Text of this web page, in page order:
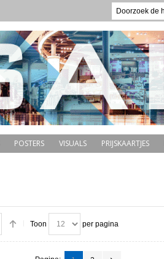
POSTERS VISUALS PRIJSKAARTJES
Toon per pagina